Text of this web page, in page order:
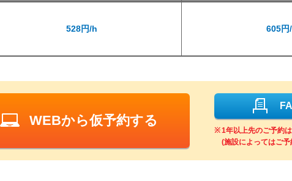
528円/h 605円
WEBから仮予約する
1年以上先のご予約
(施設によってはご